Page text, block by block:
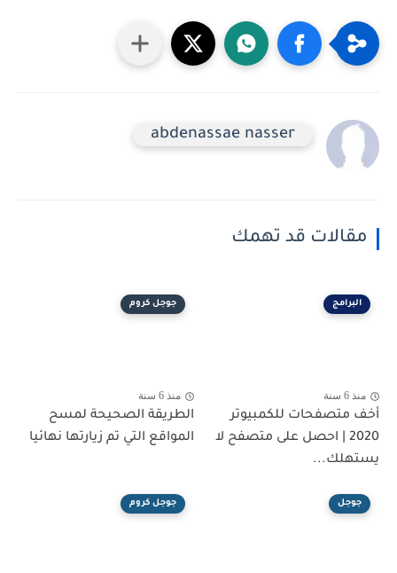
abdenassae nasser
مقالات قد تهمك
البرامج
منذ 6 سنة
أخف متصفحات للكمبيوتر
2020 | احصل على متصفح لا
يستهلك...
جوجل كروم
منذ 6 سنة
الطريقة الصحيحة لمسح
المواقع التي تم زيارتها نهائيا
جوجل جوجل كروم